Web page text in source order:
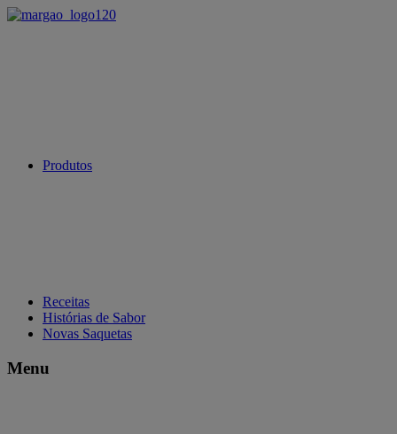
Produtos
Receitas
Histórias de Sabor
Novas Saquetas
Menu